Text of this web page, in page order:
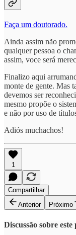
Faça um doutorado.
Ainda assim não
qualquer pessoa o
assim, voce será
Finalizo aqui
monte de gente. Mas
devemos ser
mesmo propõe o
e não por uso de
Adiós muchachos!
1
Compartilhar
Anterior
Próximo
Discussão sobre este